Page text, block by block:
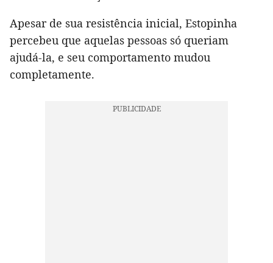
Apesar de sua resistência inicial, Estopinha
percebeu que aquelas pessoas só queriam
ajudá-la, e seu comportamento mudou
completamente.